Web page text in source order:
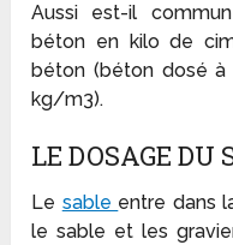
Aussi est-il
béton en kilo de
béton (béton dosé à
kg/m3).
LE DOSAGE DU
Le sable entre dans
le sable et les